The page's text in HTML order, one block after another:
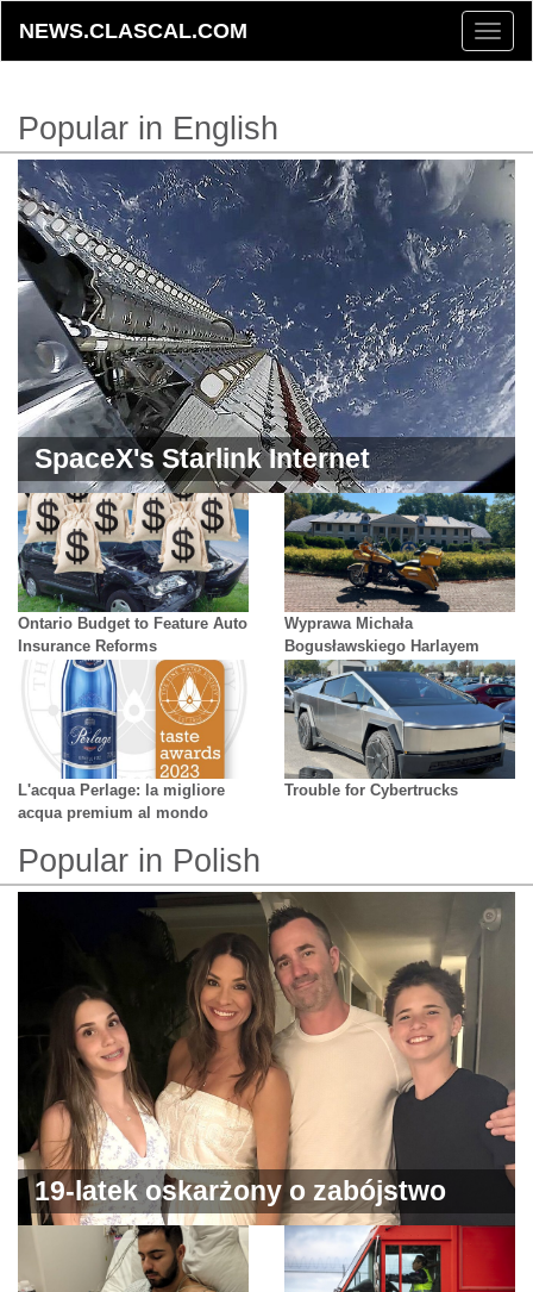
Toggle
NEWS.CLASCAL.COM
Popular in English
SpaceX's Starlink Internet
Continues to Operate at a Loss
Ontario Budget to Feature Auto
Insurance Reforms
Wyprawa Michała
Bogusławskiego Harlayem
przez Polskę
L'acqua Perlage: la migliore
acqua premium al mondo
Trouble for Cybertrucks
Popular in Polish
19-latek oskarżony o zabójstwo
policjanta z Toronto